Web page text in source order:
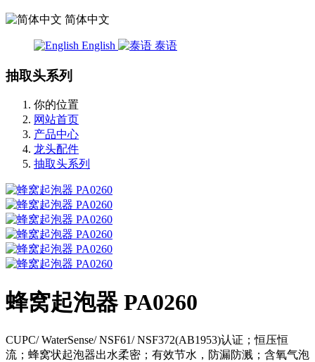
简体中文
English 泰语
抽取头系列
你的位置
网站首页
产品中心
龙头配件
抽取头系列
蜂窝起泡器 PA0260
CUPC/ WaterSense/ NSF61/ NSF372(AB1953)认证；恒压恒
流；蜂窝状起泡器出水柔密；有效节水，防漏防溅；含氧气泡